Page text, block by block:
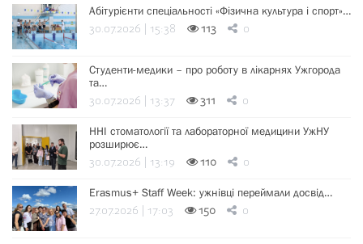
Абітурієнти спеціальності «Фізична культура і спорт»…
30.07.2026 | 15:38 113 0
Студенти-медики – про роботу в лікарнях Ужгорода
та…
30.07.2026 | 13:37 311 0
ННІ стоматології та лабораторної медицини УжНУ
розширює…
30.07.2026 | 13:19 110 0
Erasmus+ Staff Week: ужнівці переймали досвід…
27.07.2026 | 17:03 150 0